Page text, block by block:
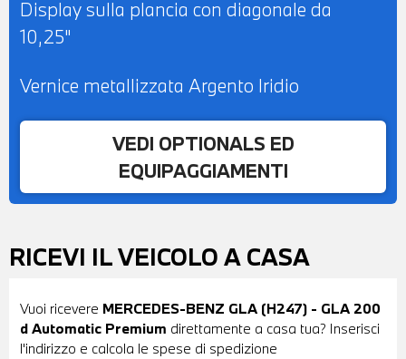
Display sulla plancia con diagonale da
10,25"
Vernice metallizzata Argento Iridio
VEDI OPTIONALS ED
EQUIPAGGIAMENTI
RICEVI IL VEICOLO A CASA
Vuoi ricevere MERCEDES-BENZ GLA (H247) - GLA 200
d Automatic Premium direttamente a casa tua? Inserisci
l'indirizzo e calcola le spese di spedizione